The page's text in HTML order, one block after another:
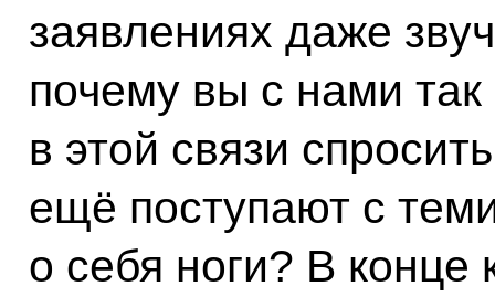
заявлениях даже
почему вы с нами так
в этой связи
ещё поступают с
о себя ноги? В конце